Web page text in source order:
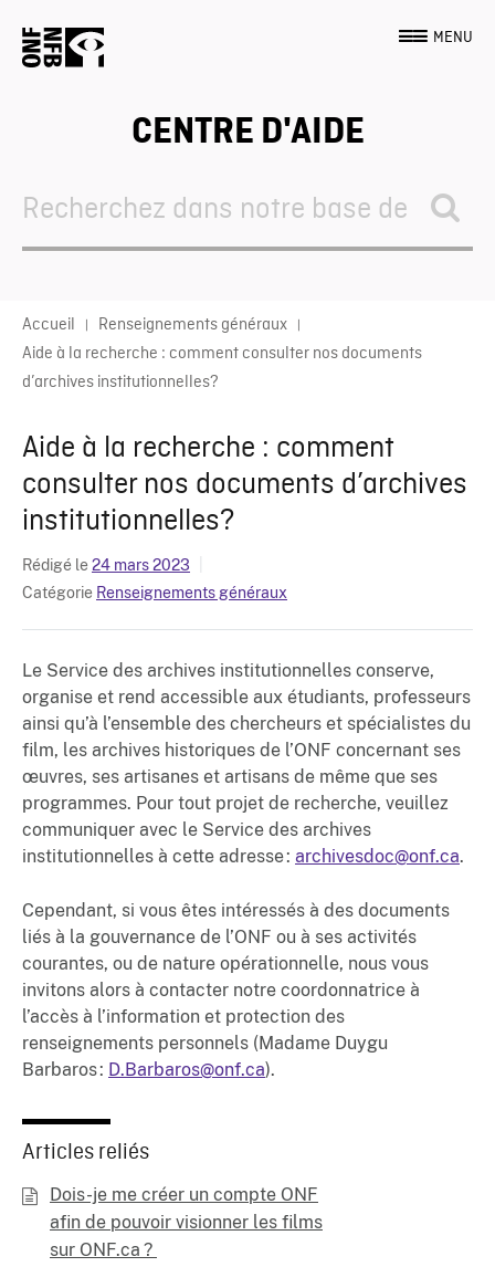
MENU
CENTRE D'AIDE
For
Accueil
Renseignements généraux
Aide à la recherche : comment consulter nos documents
d’archives institutionnelles?
Aide à la recherche : comment
consulter nos documents d’archives
institutionnelles?
Rédigé le24 mars 2023
Catégorie Renseignements généraux
Le Service des archives institutionnelles conserve,
organise et rend accessible aux étudiants, professeurs
ainsi qu’à l’ensemble des chercheurs et spécialistes du
film, les archives historiques de l’ONF concernant ses
œuvres, ses artisanes et artisans de même que ses
programmes. Pour tout projet de recherche, veuillez
communiquer avec le Service des archives
institutionnelles à cette adresse : archivesdoc@onf.ca.
Cependant, si vous êtes intéressés à des documents
liés à la gouvernance de l’ONF ou à ses activités
courantes, ou de nature opérationnelle, nous vous
invitons alors à contacter notre coordonnatrice à
l’accès à l’information et protection des
renseignements personnels (Madame Duygu
Barbaros : D.Barbaros@onf.ca).
Articles reliés
Dois-je me créer un compte ONF
afin de pouvoir visionner les films
sur ONF.ca ?